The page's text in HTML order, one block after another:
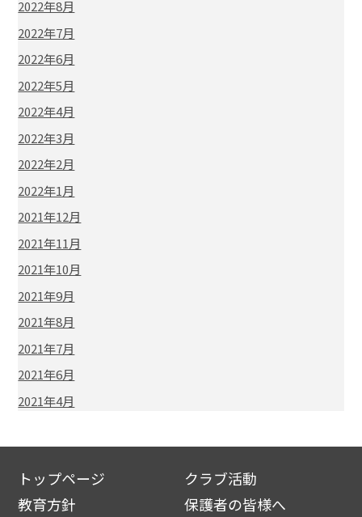
2022年8月
2022年7月
2022年6月
2022年5月
2022年4月
2022年3月
2022年2月
2022年1月
2021年12月
2021年11月
2021年10月
2021年9月
2021年8月
2021年7月
2021年6月
2021年4月
トップページ
教育方針
クラブ活動
保護者の皆様へ